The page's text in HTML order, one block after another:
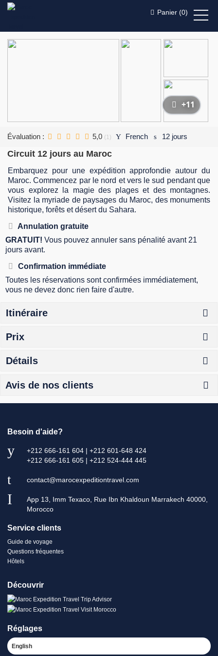
Panier (0)
+11
Évaluation : 5,0 (1) French 12 jours
Circuit 12 jours au Maroc
Embarquez pour une expédition approfondie autour du
Maroc. Commencez par le nord et vers le sud pendant que
vous explorez la magie des plages et des montagnes.
Visitez la myriade de paysages du Maroc, des monuments
historique, forêts et désert du Sahara.
Annulation gratuite
GRATUIT! Vous pouvez annuler sans pénalité avant 21
jours avant.
Confirmation immédiate
Toutes les réservations sont confirmées immédiatement,
vous ne devez donc rien faire d'autre.
Itinéraire
Prix
Détails
Avis de nos clients
Besoin d'aide?
+212 666-161 604 | +212 601-648 424
+212 666-161 605 | +212 524-444 445
contact@marocexpeditiontravel.com
App 13, Imm Texaco, Rue Ibn Khaldoun Marrakech 40000,
Morocco
Service clients
Guide de voyage
Questions fréquentes
Hôtels
Découvrir
Réglages